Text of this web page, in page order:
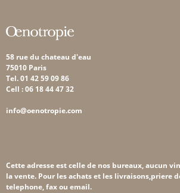
58 rue du chateau d'eau
75010 Paris
Tel. 01 42 59 09 86
Cell : 06 18 44 47 32
info@oenotropie.com
Cette adresse est celle de nos bureaux, aucun
la vente. Pour les achats et les livraisons,priere
telephone, fax ou email.